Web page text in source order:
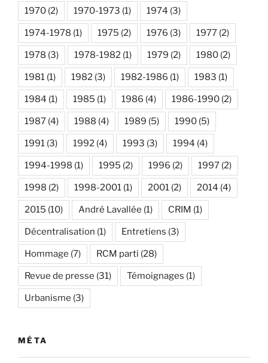
1970 (2) 1970-1973 (1) 1974 (3)
1974-1978 (1) 1975 (2) 1976 (3) 1977 (2)
1978 (3) 1978-1982 (1) 1979 (2) 1980 (2)
1981 (1) 1982 (3) 1982-1986 (1) 1983 (1)
1984 (1) 1985 (1) 1986 (4) 1986-1990 (2)
1987 (4) 1988 (4) 1989 (5) 1990 (5)
1991 (3) 1992 (4) 1993 (3) 1994 (4)
1994-1998 (1) 1995 (2) 1996 (2) 1997 (2)
1998 (2) 1998-2001 (1) 2001 (2) 2014 (4)
2015 (10) André Lavallée (1) CRIM (1)
Décentralisation (1) Entretiens (3)
Hommage (7) RCM parti (28)
Revue de presse (31) Témoignages (1)
Urbanisme (3)
MÉTA